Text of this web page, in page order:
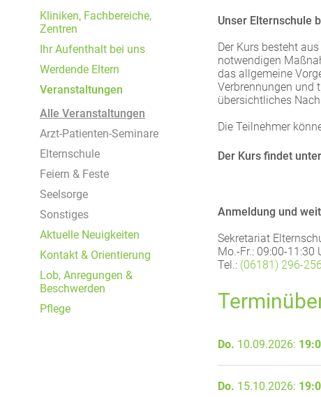
Kliniken, Fachbereiche,
Zentren
Ihr Aufenthalt bei uns
Werdende Eltern
Veranstaltungen
Alle Veranstaltungen
Arzt-Patienten-Seminare
Elternschule
Feiern & Feste
Seelsorge
Sonstiges
Aktuelle Neuigkeiten
Kontakt & Orientierung
Lob, Anregungen &
Beschwerden
Pflege
Unser Elternschule
Der Kurs besteht
notwendigen
das allgemeine
Verbrennungen und
übersichtliches
Die Teilnehmer
Der Kurs findet
Anmeldung und
Sekretariat
Mo.-Fr.: 09:00-11:30
Tel.: (06181) 296-
Do. 10.09.2026:
Do. 15.10.2026:
EXTERNE MEDIEN
Um Inhalte von Videoplattformen und Social Media
Plattformen anzeigen zu können, werden von
diesen externen Medien Cookies gesetzt.
YouTube
Vimeo